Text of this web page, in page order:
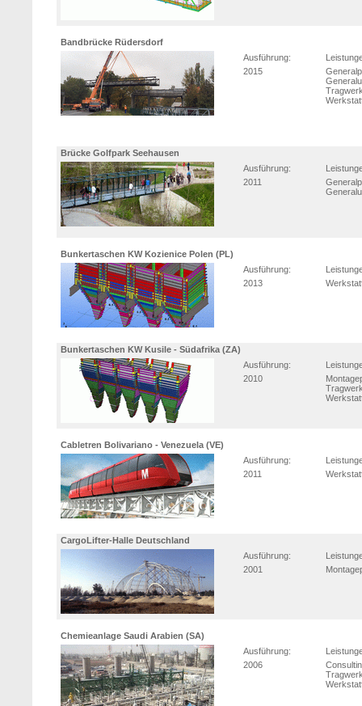
Bandbrücke Rüdersdorf
Ausführung:
2015
Brücke Golfpark Seehausen
Ausführung:
2011
Bunkertaschen KW Kozienice Polen (PL)
Ausführung:
2013
Bunkertaschen KW Kusile - Südafrika (ZA)
Ausführung:
2010
Cabletren Bolivariano - Venezuela (VE)
Ausführung:
2011
CargoLifter-Halle Deutschland
Ausführung:
2001
Chemieanlage Saudi Arabien (SA)
Ausführung:
2006